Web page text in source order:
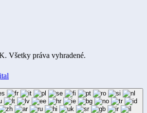
Všetky práva vyhradené.